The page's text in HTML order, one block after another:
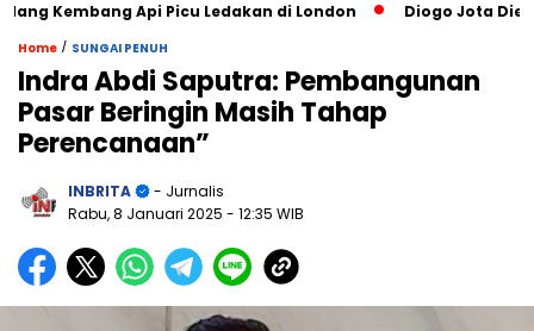
Kembang Api Picu Ledakan di London Diogo Jota Dies in
Home / SUNGAI PENUH
Indra Abdi Saputra: Pembangunan
Pasar Beringin Masih Tahap
Perencanaan”
INBRITA
- Jurnalis
Rabu, 8 Januari 2025 - 12:35 WIB